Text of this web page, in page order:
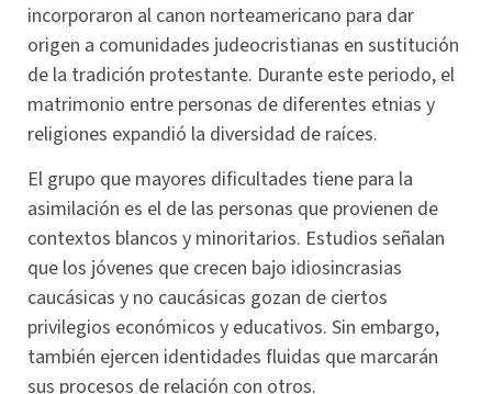
incorporaron al canon norteamericano para dar
origen a comunidades judeocristianas en sustitución
de la tradición protestante. Durante este periodo, el
matrimonio entre personas de diferentes etnias y
religiones expandió la diversidad de raíces.
El grupo que mayores dificultades tiene para la
asimilación es el de las personas que provienen de
contextos blancos y minoritarios. Estudios señalan
que los jóvenes que crecen bajo idiosincrasias
caucásicas y no caucásicas gozan de ciertos
privilegios económicos y educativos. Sin embargo,
también ejercen identidades fluidas que marcarán
sus procesos de relación con otros.